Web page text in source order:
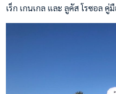
เร็ก เกนเกล และ ลูคัส โรซอล คู่